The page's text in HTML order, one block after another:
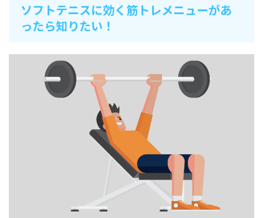
ソフトテニスに効く筋トレメニューがあ
ったら知りたい！